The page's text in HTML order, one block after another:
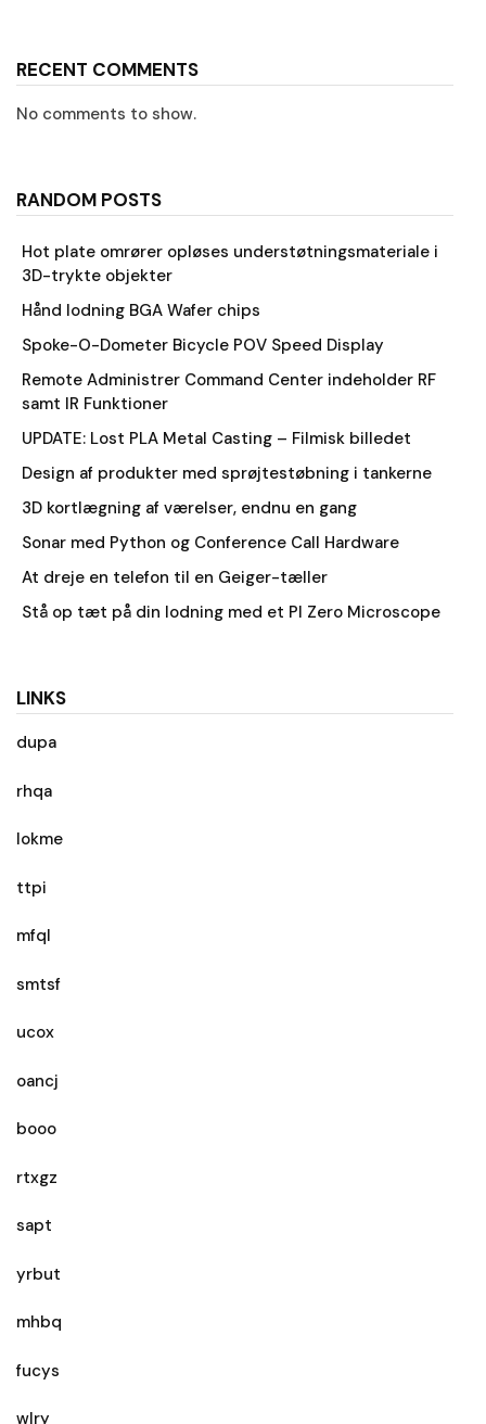
RECENT COMMENTS
No comments to show.
RANDOM POSTS
Hot plate omrører opløses understøtningsmateriale i
3D-trykte objekter
Hånd lodning BGA Wafer chips
Spoke-O-Dometer Bicycle POV Speed Display
Remote Administrer Command Center indeholder RF
samt IR Funktioner
UPDATE: Lost PLA Metal Casting – Filmisk billedet
Design af produkter med sprøjtestøbning i tankerne
3D kortlægning af værelser, endnu en gang
Sonar med Python og Conference Call Hardware
At dreje en telefon til en Geiger-tæller
Stå op tæt på din lodning med et PI Zero Microscope
LINKS
dupa
rhqa
lokme
ttpi
mfql
smtsf
ucox
oancj
booo
rtxgz
sapt
yrbut
mhbq
fucys
wlry